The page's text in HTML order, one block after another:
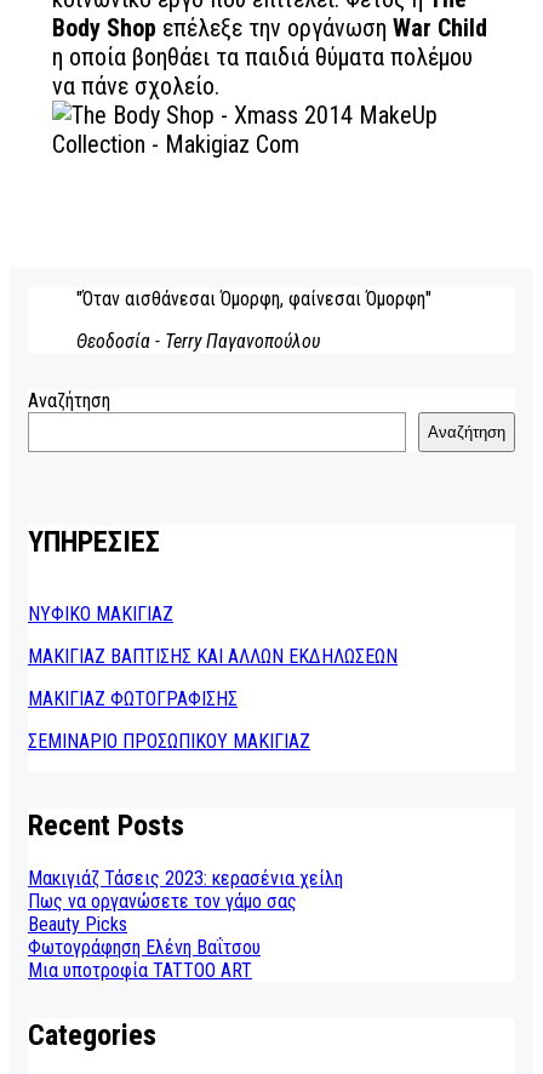
Body Shop επέλεξε την οργάνωση War Child
η οποία βοηθάει τα παιδιά θύματα πολέμου
να πάνε σχολείο.
"Όταν αισθάνεσαι Όμορφη, φαίνεσαι Όμορφη"
Θεοδοσία - Terry Παγανοπούλου
Αναζήτηση
Αναζήτηση
ΥΠΗΡΕΣΙΕΣ
ΝΥΦΙΚΟ ΜΑΚΙΓΙΑΖ
ΜΑΚΙΓΙΑΖ ΒΑΠΤΙΣΗΣ ΚΑΙ ΑΛΛΩΝ ΕΚΔΗΛΩΣΕΩΝ
ΜΑΚΙΓΙΑΖ ΦΩΤΟΓΡΑΦΙΣΗΣ
ΣΕΜΙΝΑΡΙΟ ΠΡΟΣΩΠΙΚΟΥ ΜΑΚΙΓΙΑΖ
Recent Posts
Μακιγιάζ Τάσεις 2023: κερασένια χείλη
Πως να οργανώσετε τον γάμο σας
Beauty Picks
Φωτογράφηση Ελένη Βαΐτσου
Μια υποτροφία TATTOO ART
Categories